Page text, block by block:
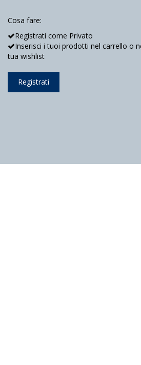
Cosa fare:
Registrati come Privato
Inserisci i tuoi prodotti nel carrello o
tua wishlist
Registrati